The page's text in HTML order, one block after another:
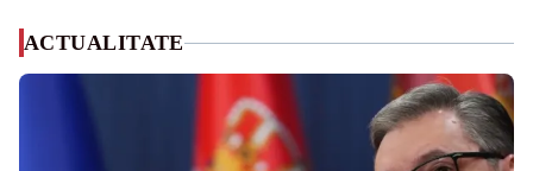
ACTUALITATE